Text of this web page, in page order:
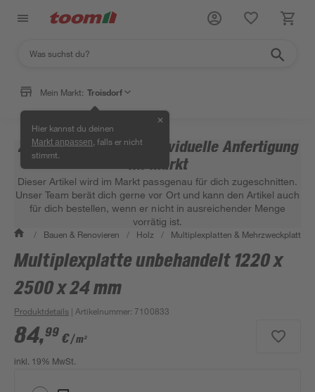
Mein Markt: Troisdorf
Hier kannst du deinen
Markt anpassen , falls er nicht
stimmt.
✕
Zuschnittsartikel – individuelle Anfertigung
im Markt
Dieser Artikel wird im Markt passgenau für dich zugeschnitten.
Unser Team berät dich gerne vor Ort und kann den Artikel auch
für dich bestellen, wenn er nicht in ausreichender Menge
vorrätig ist.
/ Bauen & Renovieren / Holz / Multiplexplatten & Mehrzweckplatten
Multiplexplatte unbehandelt 1220 x
2500 x 24 mm
Produktdetails | Artikelnummer: 7100833
84,99 €/ m²
inkl. 19% MwSt.